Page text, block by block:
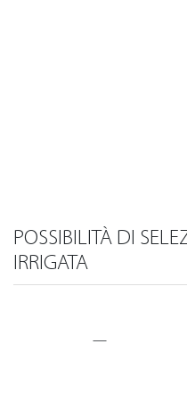
POSSIBILITÀ DI
IRRIGATA
—